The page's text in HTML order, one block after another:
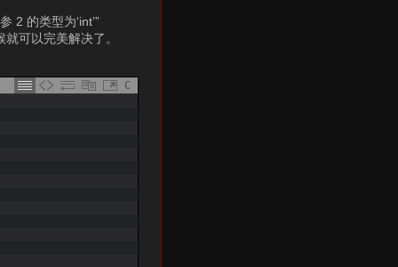
2 的类型为‘int’”
可以完美解决了。
C